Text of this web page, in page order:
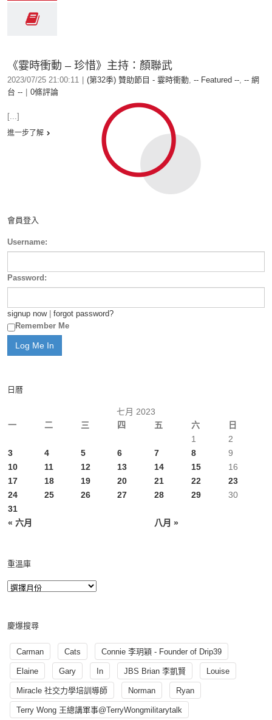
《霎時衝動 – 珍惜》主持：顏聯武
2023/07/25 21:00:11 (第32季) 贊助節目 - 霎時衝動, -- Featured --, -- 網
台 --
0條評論
[...]
進一步了解
會員登入
Username:
Password:
signup now| forgot password?
Remember Me
日曆
七月 2023
一
二 三 四 五 六 日
« 六月 八月 »
1
2
3
4 5 6 7 8
9
10
11 12 13 14 15
16
17
18 19 20 21 22
23
24
25 26 27 28 29
30
31
重溫庫
慶爆搜尋
Carman Cats Connie 李玥穎 - Founder of Drip39
Elaine Gary In JBS Brian 李凱賢 Louise
Miracle 社交力學培訓導師 Norman Ryan
Terry Wong 王總講軍事@TerryWongmilitarytalk